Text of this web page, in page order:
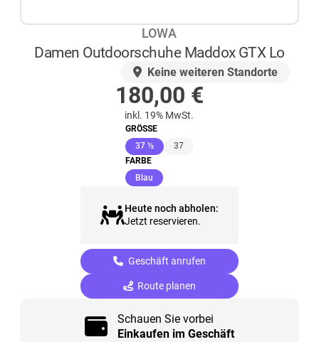
LOWA
Damen Outdoorschuhe Maddox GTX Lo
Keine weiteren Standorte
180,00 €
inkl. 19% MwSt.
GRÖSSE
37 ½(ausgewählt)
37
FARBE
Blau(ausgewählt)
Heute noch abholen:
Jetzt reservieren.
Geschäft anrufen
Route planen
Schauen Sie vorbei
Einkaufen im Geschäft